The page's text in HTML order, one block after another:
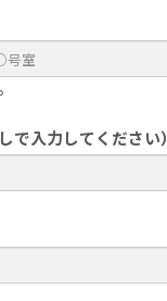
で入力してください）